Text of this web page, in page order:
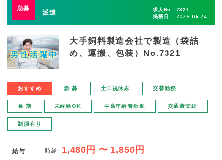
派遣 求人No
7321
掲載日
2026.04.24
大手飼料製造会社で製造（袋詰
め、運搬、包装）No.7321
おすすめ 急 募 土日祝休み 交替勤務
長 期 未経験OK 中高年齢者歓迎 交通費支給
制服有り
給与 時給 1,480円 〜 1,850円